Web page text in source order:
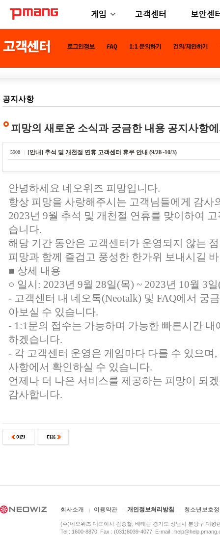
게임 고객센터 보안센
공지사항
피망의 새로운 소식과 궁금한 내용 공지사항
5908 [안내] 추석 및 개천절 연휴 고객센터 휴무 안내 (9/28~10/3)
안녕하세요 네오위즈 피망입니다.
항상 피망을 사랑해주시는 고객님들에게 감사
2023년 9월 추석 및 개천절 연휴를 맞이하여
습니다.
해당 기간 동안은 고객센터가 운영되지 않는
피망과 함께 즐겁고 풍성한 한가위 보내시길
■ 상세 내용
○ 일시: 2023년 9월 28일(목) ~ 2023년 10월 3
- 고객센터 내 네오톡(Neotalk) 및 FAQ에서 궁
아보실 수 있습니다.
- 1:1문의 접수는 가능하며 가능한 빠른시간
하겠습니다.
- 각 고객센터 운영은 게임마다 다를 수 있으며
사항에서 확인하실 수 있습니다.
언제나 더 나은 서비스를 제공하는 피망이 되
감사합니다.
회사소개 이용약관 개인정보처리방침 청소년보호
(주)네오위즈 대표이사 김승철, 배태근 경기도 성남시 분당구 대왕
Tel : 1600-8870 Fax : (031)8039-4077 E-mail :